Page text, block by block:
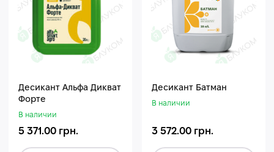
Десикант Альфа Дикват
Форте
В наличии
5 371.00 грн.
Десикант Батман
В наличии
3 572.00 грн.